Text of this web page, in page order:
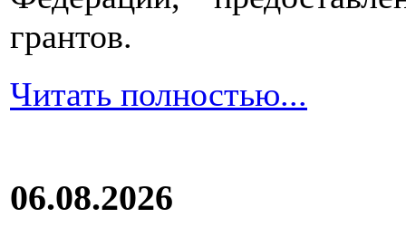
грантов.
Читать полностью...
06.08.2026